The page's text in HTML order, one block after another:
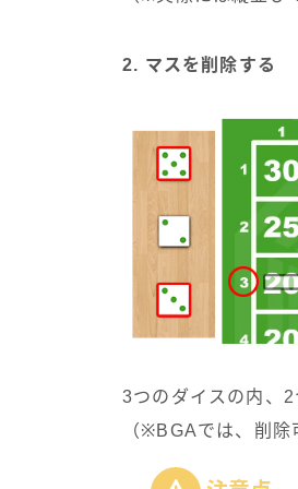
2. マスを削除する
3つのダイスの内、2
（※BGAでは、削除